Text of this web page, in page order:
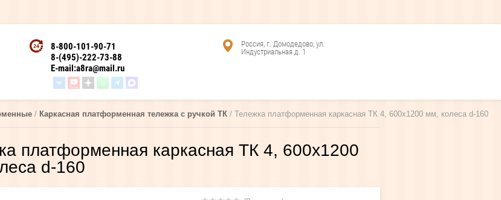
8-800-101-90-71
8-(495)-222-73-88
E-mail:a8ra@mail.ru
Россия, г. Домодедово, ул.
Индустриальная д. 1
/ Каркасная платформенная тележка с ручкой ТК / Тележка платформенная каркасная ТК 4, 600х1200 мм, колеса d-160
платформенная каркасная ТК 4, 600х1200
d-160